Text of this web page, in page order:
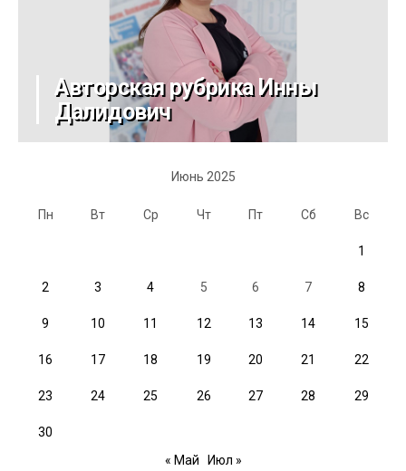
Авторская рубрика Инны
Далидович
Июнь 2025
Пн Вт Ср Чт Пт Сб Вс
1
2 3 4 5 6 7 8
9 10 11 12 13 14 15
16 17 18 19 20 21 22
23 24 25 26 27 28 29
30
« Май
Июл »